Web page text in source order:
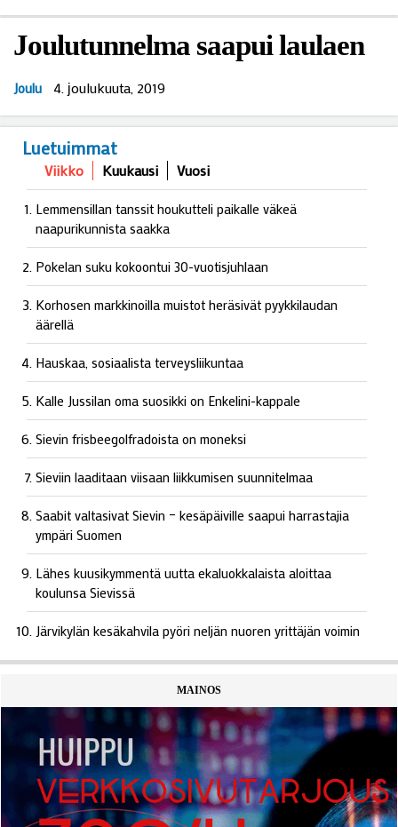
Joulutunnelma saapui laulaen
Joulu 4. јoulukuuta, 2019
Luetuimmat
Viikko Kuukausi Vuosi
Lemmensillan tanssit houkutteli paikalle väkeä
naapurikunnista saakka
Pokelan suku kokoontui 30-vuotisjuhlaan
Korhosen markkinoilla muistot heräsivät pyykkilaudan
äärellä
Hauskaa, sosiaalista terveysliikuntaa
Kalle Jussilan oma suosikki on Enkelini-kappale
Sievin frisbeegolfradoista on moneksi
Sieviin laaditaan viisaan liikkumisen suunnitelmaa
Saabit valtasivat Sievin – kesäpäiville saapui harrastajia
ympäri Suomen
Lähes kuusikymmentä uutta ekaluokkalaista aloittaa
koulunsa Sievissä
Järvikylän kesäkahvila pyöri neljän nuoren yrittäjän voimin
MAINOS